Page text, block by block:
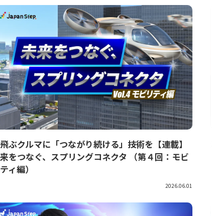
ぶクルマに「つながり続ける」技術を【連載】
をつなぐ、スプリングコネクタ （第４回：モビ
ィ編）
2026.06.01